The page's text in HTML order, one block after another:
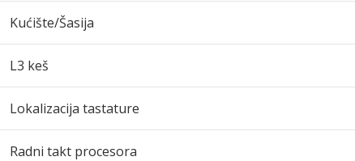
Kućište/Šasija
L3 keš
Lokalizacija tastature
Radni takt procesora